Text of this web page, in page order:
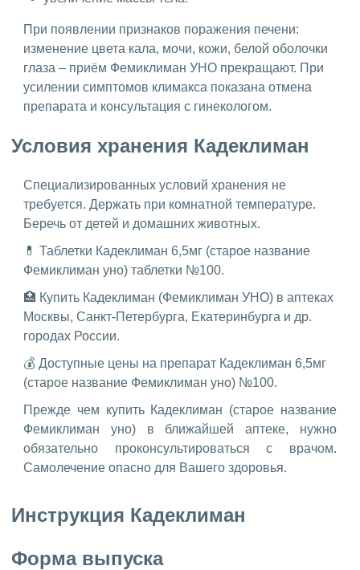
При появлении признаков поражения печени:
изменение цвета кала, мочи, кожи, белой оболочки
глаза – приём Фемиклиман УНО прекращают. При
усилении симптомов климакса показана отмена
препарата и консультация с гинекологом.
Условия хранения Кадеклиман
Специализированных условий хранения не
требуется. Держать при комнатной температуре.
Беречь от детей и домашних животных.
💊 Таблетки Кадеклиман 6,5мг (старое название
Фемиклиман уно) таблетки №100.
🏥 Купить Кадеклиман (Фемиклиман УНО) в аптеках
Москвы, Санкт-Петербурга, Екатеринбурга и др.
городах России.
💰 Доступные цены на препарат Кадеклиман 6,5мг
(старое название Фемиклиман уно) №100.
Прежде чем купить Кадеклиман (старое название
Фемиклиман уно) в ближайшей аптеке, нужно
обязательно проконсультироваться с врачом.
Самолечение опасно для Вашего здоровья.
Инструкция Кадеклиман
Форма выпуска